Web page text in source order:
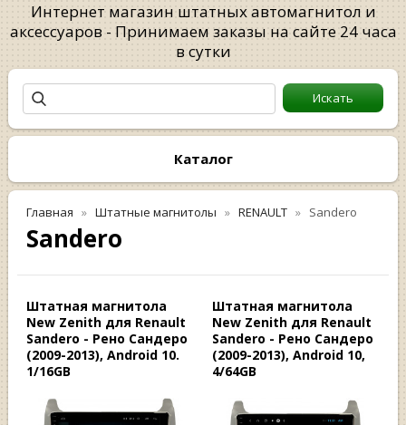
Интернет магазин штатных автомагнитол и
аксессуаров - Принимаем заказы на сайте 24 часа
в сутки
Каталог
Главная Штатные магнитолы RENAULT Sandero
Sandero
Штатная магнитола
New Zenith для Renault
Sandero - Рено Сандеро
(2009-2013), Android 10.
1/16GB
Штатная магнитола
New Zenith для Renault
Sandero - Рено Сандеро
(2009-2013), Android 10,
4/64GB